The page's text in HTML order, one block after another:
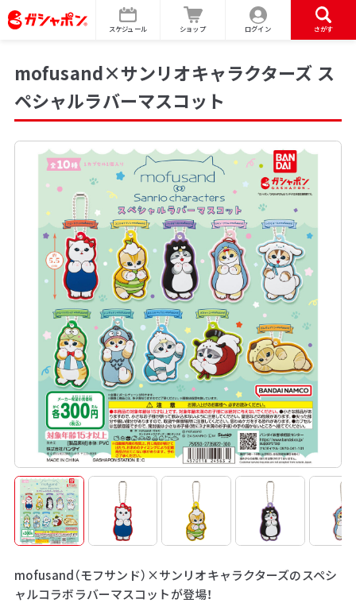
スケジュール ショップ ログイン さがす
mofusand×サンリオキャラクターズ ス
ペシャルラバーマスコット
mofusand（モフサンド）×サンリオキャラクターズのスペシ
ャルコラボラバーマスコットが登場！